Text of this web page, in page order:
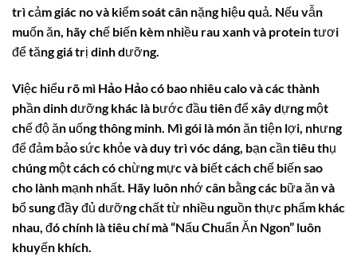
trì cảm giác no và kiểm soát cân nặng hiệu quả. Nếu vẫn
muốn ăn, hãy chế biến kèm nhiều rau xanh và protein tươi
để tăng giá trị dinh dưỡng.
Việc hiểu rõ mì Hảo Hảo có bao nhiêu calovà các thành
phần dinh dưỡng khác là bước đầu tiên để xây dựng một
chế độ ăn uống thông minh. Mì gói là món ăn tiện lợi, nhưng
để đảm bảo sức khỏe và duy trì vóc dáng, bạn cần tiêu thụ
chúng một cách có chừng mực và biết cách chế biến sao
cho lành mạnh nhất. Hãy luôn nhớ cân bằng các bữa ăn và
bổ sung đầy đủ dưỡng chất từ nhiều nguồn thực phẩm khác
nhau, đó chính là tiêu chí mà “Nấu Chuẩn Ăn Ngon” luôn
khuyến khích.